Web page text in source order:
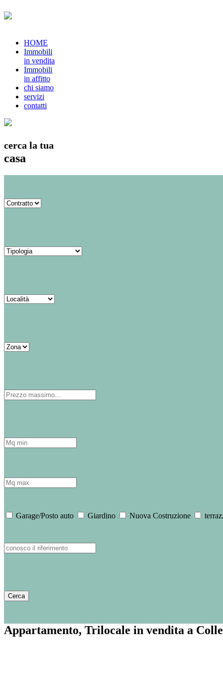
HOME
Immobili
in vendita
Immobili
in affitto
chi siamo
servizi
contatti
cerca la tua
casa
Garage/Posto auto Giardino Nuova Costruzione
Appartamento, Trilocale in vendita a